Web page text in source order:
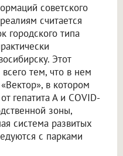
советского
считается
городского типа
Этот
тем, что в нем
в котором
гепатита А и COVID-
зоны,
система развитых
с парками